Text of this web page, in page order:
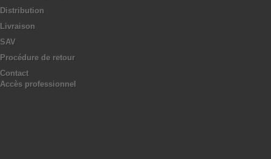
Distribution
Livraison
SAV
Procédure de retour
Contact
Accès professionnel